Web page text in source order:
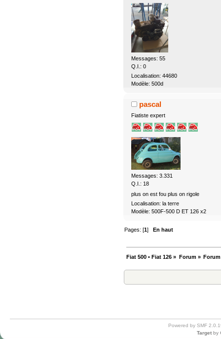
Messages: 55
Q.I.: 0
Localisation: 44680
Modèle: 500d
pascal
Fiatiste expert
Messages: 3.331
Q.I.: 18
plus on est fou plus on rigole
Localisation: la terre
Modèle: 500F-500 D ET 126 x2
Pages: [1]En haut
Fiat 500 • Fiat 126 » Forum»
Powered by SMF
Target by